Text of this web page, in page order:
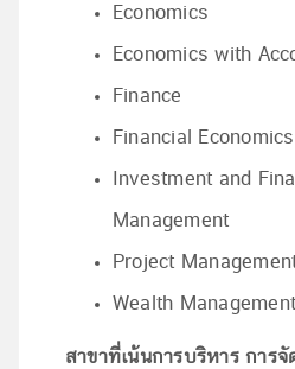
Economics
Economics with
Finance
Financial Economics
Investment and
Management
Project
Wealth Management
สาขาที่เน้นการบริหาร การจั